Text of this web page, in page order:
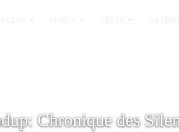
Chronique des